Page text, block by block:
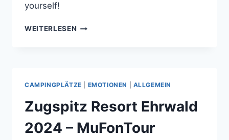
yourself!
WEITERLESEN SICHERHEIT
KONSTRUKTION!
CAMPINGPLÄTZE EMOTIONEN ALLGEMEIN
Zugspitz Resort Ehrwald
2024 – MuFonTour